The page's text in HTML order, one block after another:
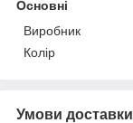
Основні
Виробник
Колір
Умови доставки